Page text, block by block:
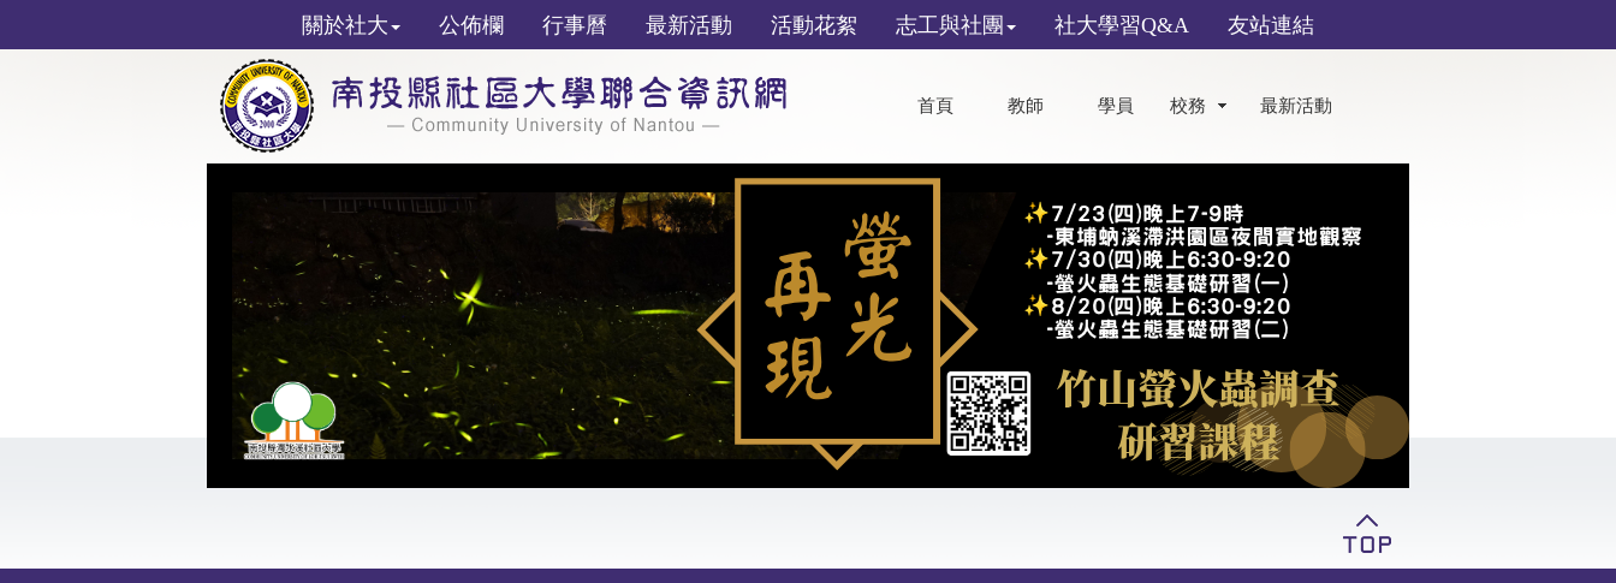
關於社大 公佈欄 行事曆 最新活動 活動花絮 志工與社團 社大學習Q&A 友站連結
首頁 教師 學員 校務 最新活動